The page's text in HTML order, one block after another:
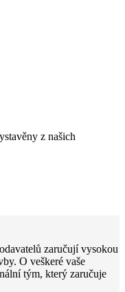
z našich
zaručují vysokou
O veškeré vaše
tým, který zaručuje